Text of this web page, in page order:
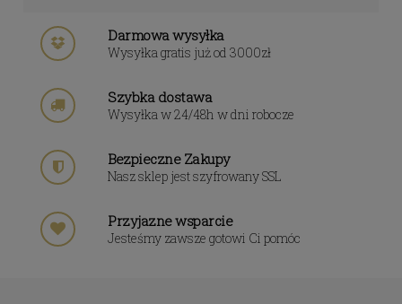
Darmowa wysyłka
Wysyłka gratis już od 3000zł
Szybka dostawa
Wysyłka w 24/48h w dni robocze
Bezpieczne Zakupy
Nasz sklep jest szyfrowany SSL
Przyjazne wsparcie
Jesteśmy zawsze gotowi Ci pomóc